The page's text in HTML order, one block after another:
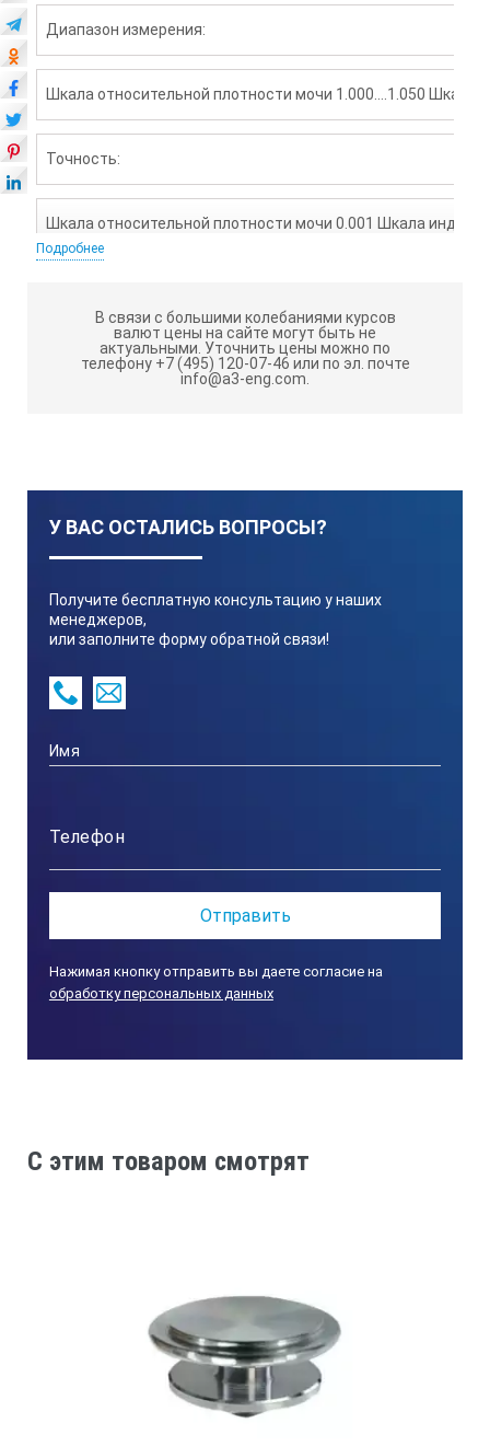
Диапазон измерения:
Шкала относительной плотности мочи 1.000….1.050 Шкала
Точность:
Шкала относительной плотности мочи 0.001 Шкала
10….30°C
IP65 (кроме окуляра) защита от пыли и водяной струи
Подробнее
В связи с большими колебаниями курсов
валют цены на сайте могут быть не
актуальными. Уточнить цены можно по
телефону +7 (495) 120-07-46 или по эл. почте
info@a3-eng.com.
У ВАС ОСТАЛИСЬ ВОПРОСЫ?
Получите бесплатную консультацию у наших
менеджеров,
или заполните форму обратной связи!
Нажимая кнопку отправить вы даете согласие на
обработку персональных данных
C этим товаром смотрят